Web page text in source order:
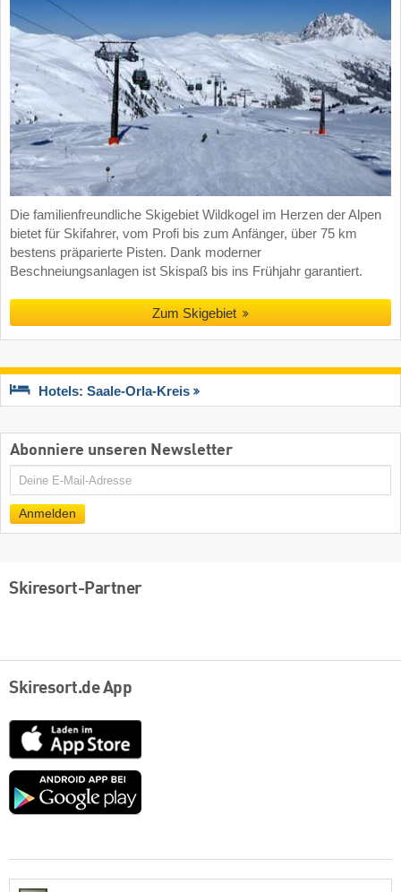
Die familienfreundliche Skigebiet Wildkogel im Herzen der Alpen
bietet für Skifahrer, vom Profi bis zum Anfänger, über 75 km
bestens präparierte Pisten. Dank moderner
Beschneiungsanlagen ist Skispaß bis ins Frühjahr garantiert.
Zum Skigebiet
Hotels: Saale-Orla-Kreis
Abonniere unseren Newsletter
E-
Anmelden
Skiresort-Partner
Skiresort.de App
App
Store
Google